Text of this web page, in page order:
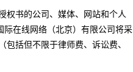
权书的公司、媒体、网站和个人
际在线网络（北京）有限公司将采
括但不限于律师费、诉讼费、